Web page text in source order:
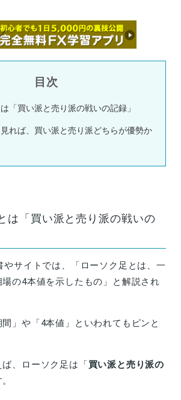
目次
「買い派と売り派の戦いの記録」
れば、買い派と売り派どちらが優勢か
は「買い派と売り派の戦いの
やサイトでは、「ローソク足とは、一
の4本値を示したもの」と解説され
」や「4本値」といわれてもピンと
、ローソク足は「 買い派と売り派の